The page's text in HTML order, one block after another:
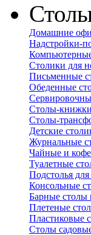
Домашние
Надстройки-
Столики для
Письменные
Обеденные
Столы-книжки
Столы-
Детские
Журнальные
Чайные и
Туалетные
Подстолья для
Консольные
Барные столы
Плетеные
Пластиковые
Столы